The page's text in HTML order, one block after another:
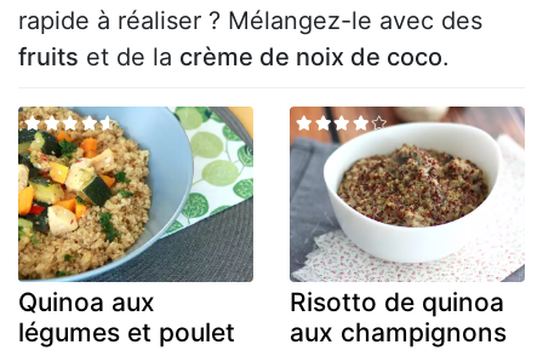
rapide à réaliser ? Mélangez-le avec des
fruits et de la crème de noix de coco.
Quinoa aux
légumes et poulet
Risotto de quinoa
aux champignons